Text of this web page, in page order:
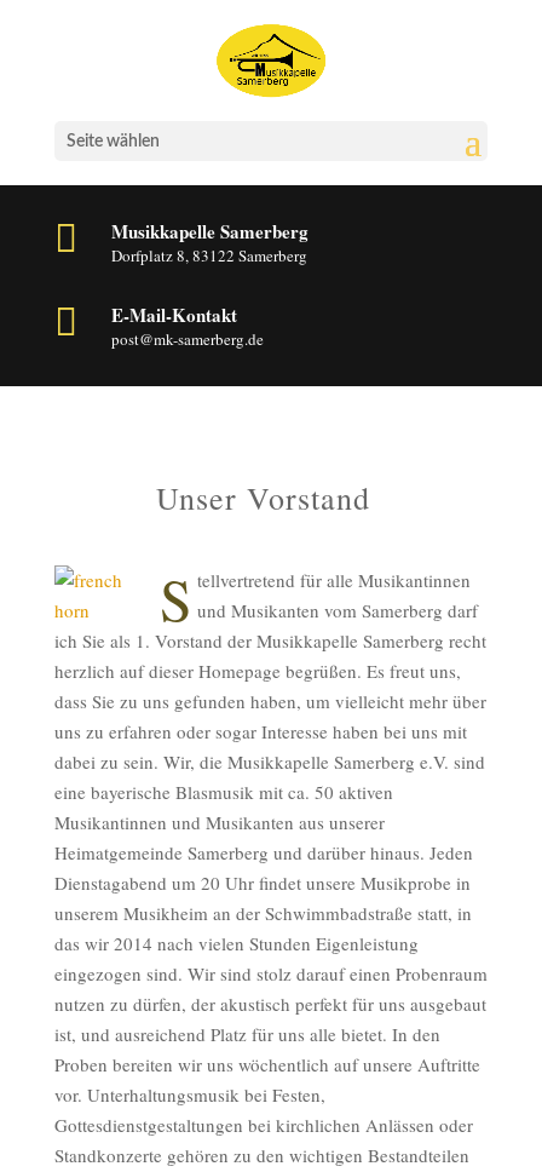
Seite wählen
 Musikkapelle Samerberg
Dorfplatz 8, 83122 Samerberg
 E-Mail-Kontakt
post@mk-samerberg.de
Unser Vorstand
S tellvertretend für alle Musikantinnen
und Musikanten vom Samerberg darf
ich Sie als 1. Vorstand der Musikkapelle Samerberg recht
herzlich auf dieser Homepage begrüßen. Es freut uns,
dass Sie zu uns gefunden haben, um vielleicht mehr über
uns zu erfahren oder sogar Interesse haben bei uns mit
dabei zu sein. Wir, die Musikkapelle Samerberg e.V. sind
eine bayerische Blasmusik mit ca. 50 aktiven
Musikantinnen und Musikanten aus unserer
Heimatgemeinde Samerberg und darüber hinaus. Jeden
Dienstagabend um 20 Uhr findet unsere Musikprobe in
unserem Musikheim an der Schwimmbadstraße statt, in
das wir 2014 nach vielen Stunden Eigenleistung
eingezogen sind. Wir sind stolz darauf einen Probenraum
nutzen zu dürfen, der akustisch perfekt für uns ausgebaut
ist, und ausreichend Platz für uns alle bietet. In den
Proben bereiten wir uns wöchentlich auf unsere Auftritte
vor. Unterhaltungsmusik bei Festen,
Gottesdienstgestaltungen bei kirchlichen Anlässen oder
Standkonzerte gehören zu den wichtigen Bestandteilen